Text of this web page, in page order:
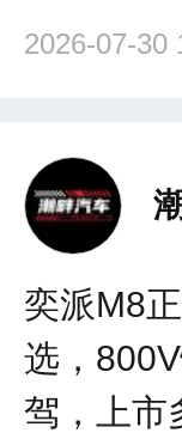
2026-07-30
奕派M8
选，
驾，上市